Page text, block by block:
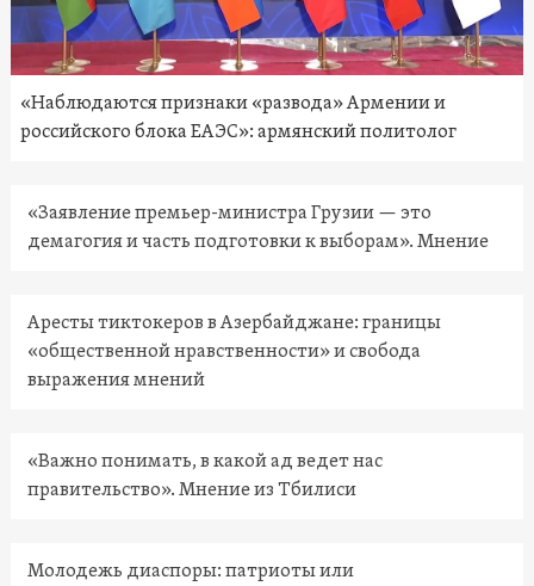
«Наблюдаются признаки «развода» Армении и
российского блока ЕАЭС»: армянский политолог
«Заявление премьер-министра Грузии — это
демагогия и часть подготовки к выборам». Мнение
Аресты тиктокеров в Азербайджане: границы
«общественной нравственности» и свобода
выражения мнений
«Важно понимать, в какой ад ведет нас
правительство». Мнение из Тбилиси
Молодежь диаспоры: патриоты или